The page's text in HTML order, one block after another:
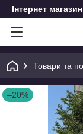
Інтернет
Товари та
–20%